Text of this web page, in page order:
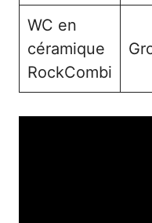
WC en
céramique
RockCombi